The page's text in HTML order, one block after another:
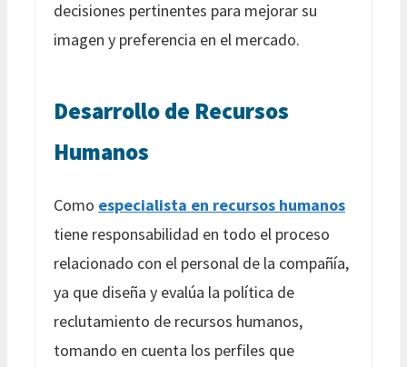
decisiones pertinentes para mejorar su
imagen y preferencia en el mercado.
Desarrollo de Recursos
Humanos
Como especialista en recursos humanos
tiene responsabilidad en todo el proceso
relacionado con el personal de la compañía,
ya que diseña y evalúa la política de
reclutamiento de recursos humanos,
tomando en cuenta los perfiles que